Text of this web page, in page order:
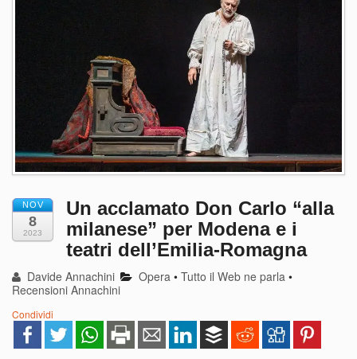
NOV
8
2023
Un acclamato Don Carlo “alla
milanese” per Modena e i
teatri dell’Emilia-Romagna
Davide Annachini Opera •Tutto il Web ne parla •
Recensioni Annachini
Condividi